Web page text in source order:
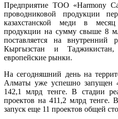
Предприятие ТОО «Harmony
проводниковой продукции
казахстанской меди в
продукции на сумму свыше 8
поставляется на внутренний
Кыргызстан и
европейские рынки.
На сегодняшний день на
Алматы уже успешно запущен
142,1 млрд тенге. В стадии
проектов на 411,2 млрд тенге.
запуск еще 11 проектов общей